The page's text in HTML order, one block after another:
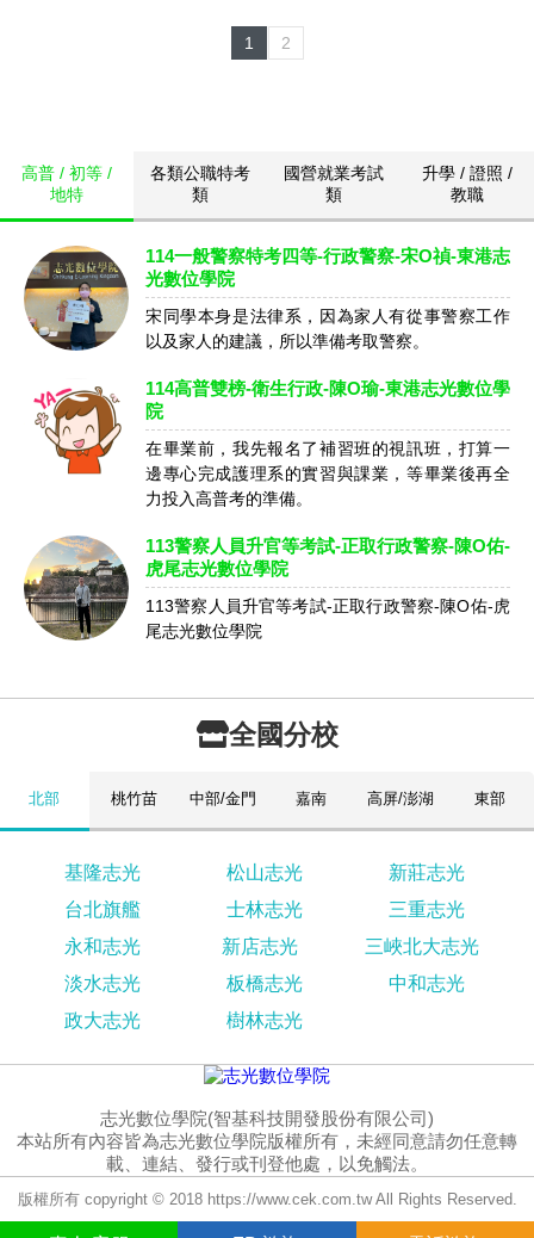
1 2
高普 / 初等 /
地特
各類公職特考
類
國營就業考試
類
升學 / 證照 /
教職
114一般警察特考四等-行政警察-宋O禎-東港志
光數位學院
宋同學本身是法律系，因為家人有從事警察工作
以及家人的建議，所以準備考取警察。
114高普雙榜-衛生行政-陳O瑜-東港志光數位學
院
在畢業前，我先報名了補習班的視訊班，打算一
邊專心完成護理系的實習與課業，等畢業後再全
力投入高普考的準備。
113警察人員升官等考試-正取行政警察-陳O佑-
虎尾志光數位學院
113警察人員升官等考試-正取行政警察-陳O佑-虎
尾志光數位學院
全國分校
北部 桃竹苗 中部/金門 嘉南 高屏/澎湖 東部
基隆志光 松山志光
新莊志光
台北旗艦
士林志光
三重志光
永和志光
新店志光
三峽北大志光
淡水志光
板橋志光
中和志光
政大志光
樹林志光
志光數位學院(智基科技開發股份有限公司)
本站所有內容皆為志光數位學院版權所有，未經同意請勿任意轉
載、連結、發行或刊登他處，以免觸法。
版權所有 copyright © 2018 https://www.cek.com.tw All Rights Reserved.